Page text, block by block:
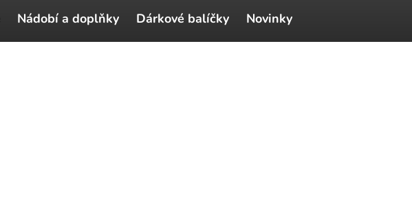
KOŠÍK
Nádobí a doplňky Dárkové balíčky Novinky